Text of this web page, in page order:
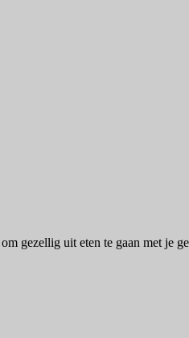
gezellig uit eten te gaan met je